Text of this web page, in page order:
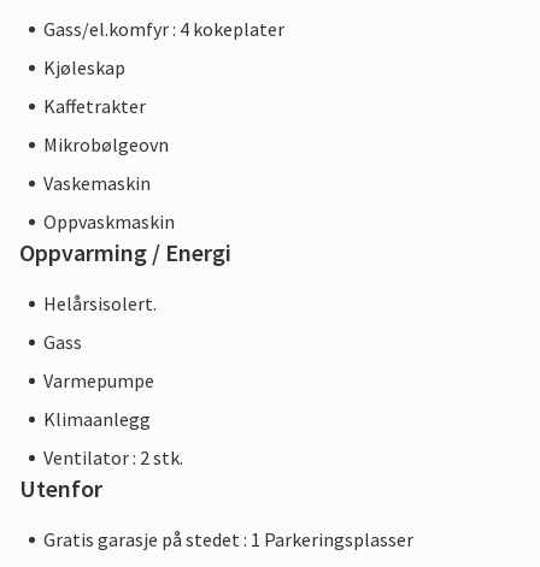
Gass/el.komfyr : 4 kokeplater
Kjøleskap
Kaffetrakter
Mikrobølgeovn
Vaskemaskin
Oppvaskmaskin
Oppvarming / Energi
Helårsisolert.
Gass
Varmepumpe
Klimaanlegg
Ventilator : 2 stk.
Utenfor
Gratis garasje på stedet : 1 Parkeringsplasser